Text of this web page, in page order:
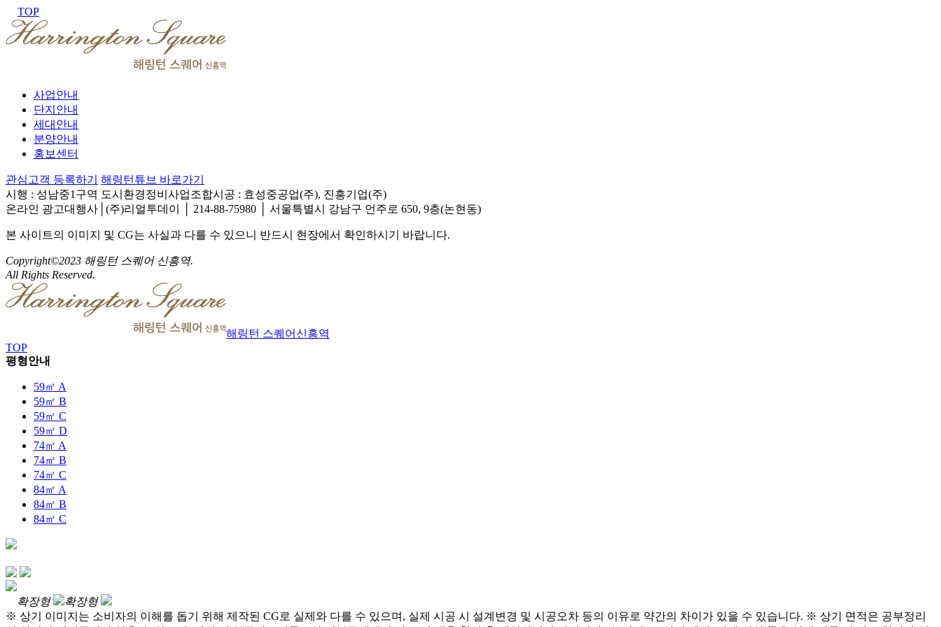
TOP
사업안내
단지안내
세대안내
분양안내
홍보센터
관심고객 등록하기
해링턴튜브 바로가기
시행 : 성남중1구역 도시환경정비사업조합시공 : 효성중공업(주), 진흥기업(주)
온라인 광고대행사│(주)리얼투데이 │ 214-88-75980 │ 서울특별시 강남구 언주로 650, 9층(논현동)
본 사이트의 이미지 및 CG는 사실과 다를 수 있으니 반드시 현장에서 확인하시기 바랍니다.
Copyright©2023 해링턴 스퀘어 신흥역.
All Rights Reserved.
해링턴 스퀘어 신흥역
TOP
평형안내
59㎡ A
59㎡ B
59㎡ C
59㎡ D
74㎡ A
74㎡ B
74㎡ C
84㎡ A
84㎡ B
84㎡ C
확장형
확장형
※ 상기 이미지는 소비자의 이해를 돕기 위해 제작된 CG로 실제와 다를 수 있으며, 실제 시공 시 설계변경 및 시공오차 등의 이유로 약간의 차이가 있을 수 있습니다. ※ 상기 면적은 공부정리